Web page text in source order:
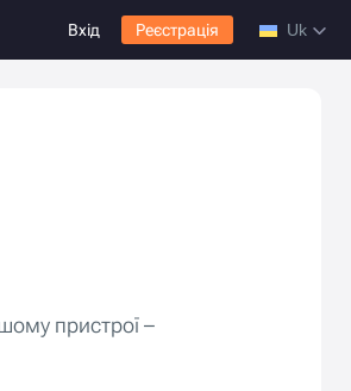
Вхід Реєстрація Uk
пристрої –